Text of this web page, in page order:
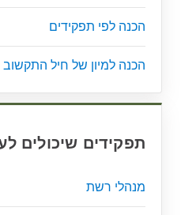
הכנה לפי תפקידים
הכנה למיון של חיל
תפקידים שיכולים
מנהלי רשת